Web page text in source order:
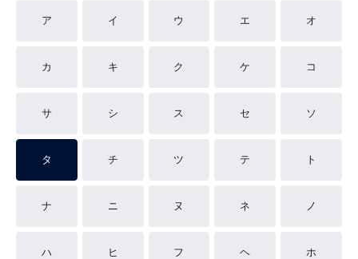
ア イ ウ エ オ
カ キ ク ケ コ
サ シ ス セ ソ
タ チ ツ テ ト
ナ ニ ヌ ネ ノ
ハ ヒ フ ヘ ホ